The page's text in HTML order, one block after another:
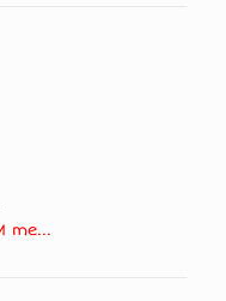
me...